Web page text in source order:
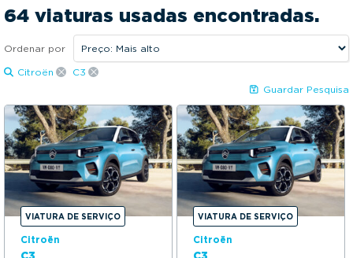
a
t
i
n
28500€
1Kms 145000Kms
Mais opções
64 viaturas usadas encontradas.
Ordenar por
Citroën
C3
Guardar Pesquisa
VIATURA DE SERVIÇO
Citroën
VIATURA DE SERVIÇO
Citroën